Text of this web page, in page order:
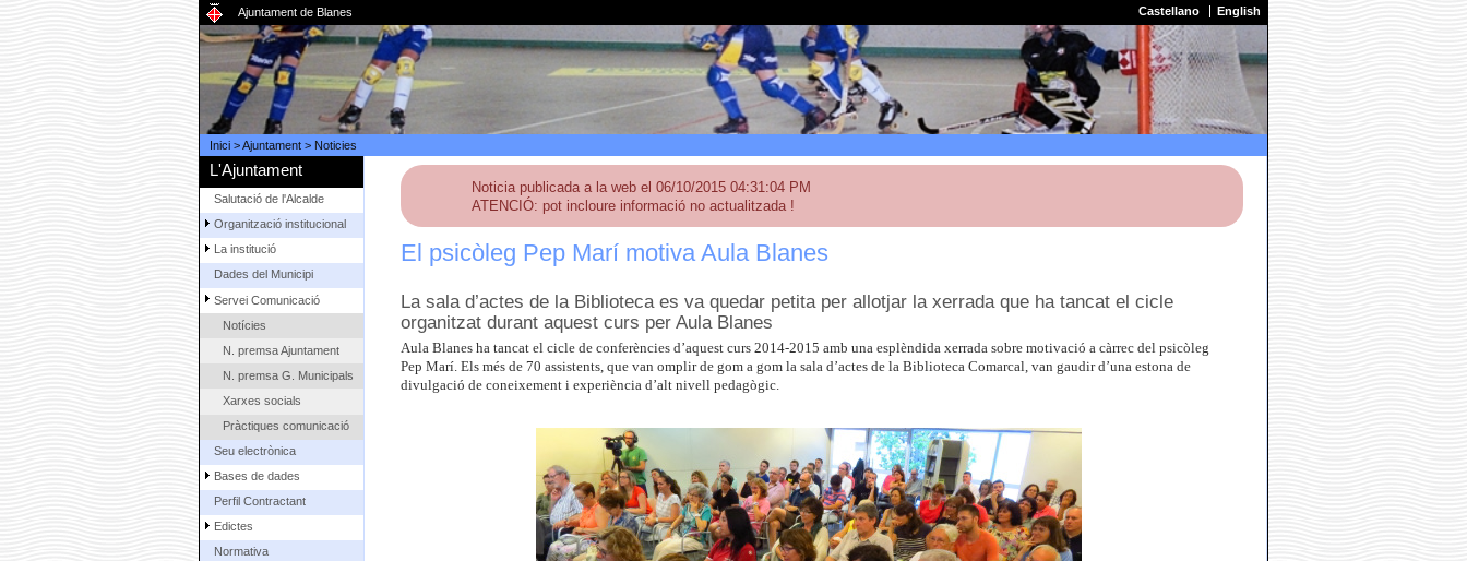
Ajuntament de Blanes Castellano English
Inici>Ajuntament> Noticies
L'Ajuntament
Salutació de l'Alcalde
Organització institucional
La institució
Dades del Municipi
Servei Comunicació
Notícies
N. premsa Ajuntament
N. premsa G. Municipals
Xarxes socials
Pràctiques comunicació
Seu electrònica
Bases de dades
Perfil Contractant
Edictes
Normativa
Noticia publicada a la web el 06/10/2015 04:31:04 PM
ATENCIÓ: pot incloure informació no actualitzada !
El psicòleg Pep Marí motiva Aula Blanes
La sala d’actes de la Biblioteca es va quedar petita per allotjar la xerrada que ha tancat el cicle
organitzat durant aquest curs per Aula Blanes
Aula Blanes ha tancat el cicle de conferències d’aquest curs 2014-2015 amb una esplèndida xerrada sobre motivació a càrrec del psicòleg
Pep Marí. Els més de 70 assistents, que van omplir de gom a gom la sala d’actes de la Biblioteca Comarcal, van gaudir d’una estona de
divulgació de coneixement i experiència d’alt nivell pedagògic.